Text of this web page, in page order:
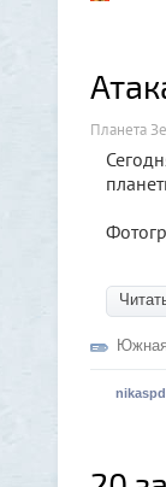
Планета
nikaspd